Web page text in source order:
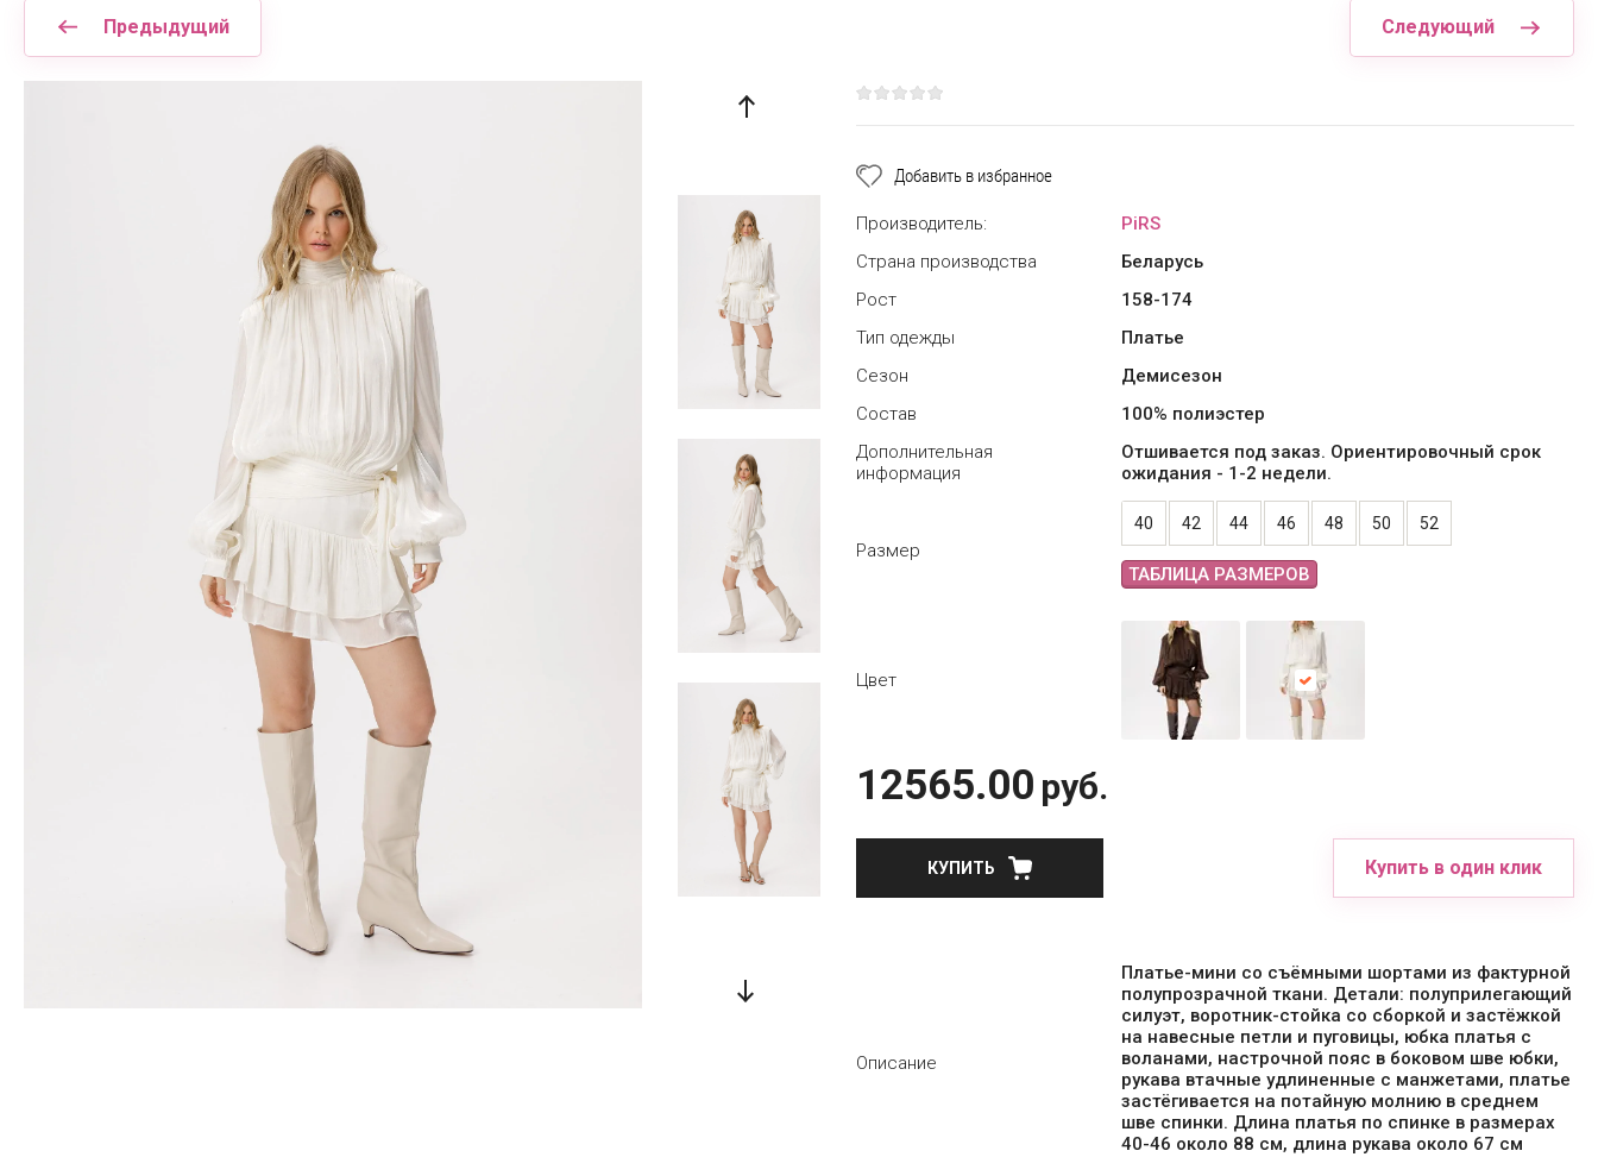
Предыдущий Следующий
Добавить в избранное
Производитель:
PiRS
Страна производства
Беларусь
Рост
158-174
Тип одежды
Платье
Сезон
Демисезон
Состав
100% полиэстер
Дополнительная
информация
Отшивается под заказ. Ориентировочный срок
ожидания - 1-2 недели.
Размер
40 42 44 46 48 50 52
ТАБЛИЦА РАЗМЕРОВ
Цвет
12565.00 руб.
КУПИТЬ Купить в один клик
Описание
Платье-мини со съёмными шортами из фактурной
полупрозрачной ткани. Детали: полуприлегающий
силуэт, воротник-стойка со сборкой и застёжкой
на навесные петли и пуговицы, юбка платья с
воланами, настрочной пояс в боковом шве юбки,
рукава втачные удлиненные с манжетами, платье
застёгивается на потайную молнию в среднем
шве спинки. Длина платья по спинке в размерах
40-46 около 88 см, длина рукава около 67 см